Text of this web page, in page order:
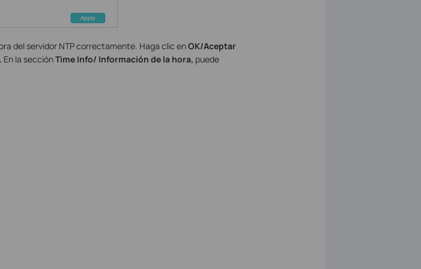
del servidor NTP correctamente. Haga clic enOK/Aceptar
En la secciónTime Info/ Información de la hora, puede